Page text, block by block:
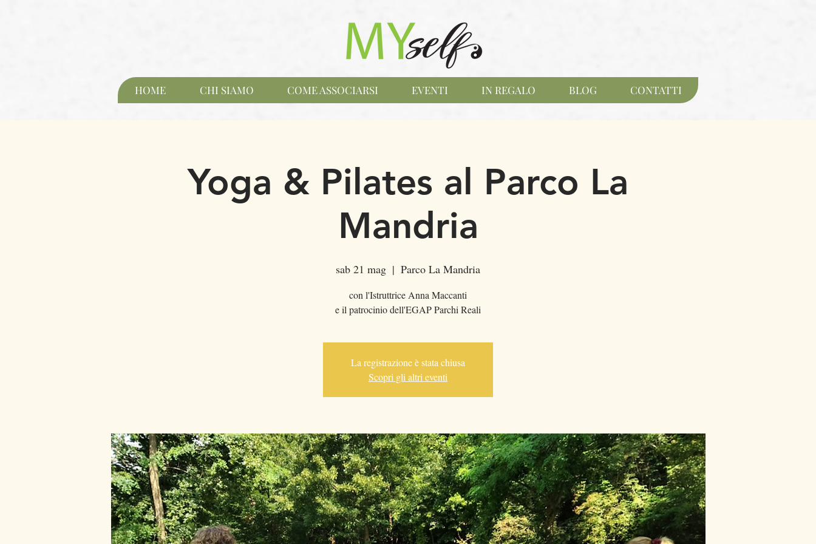
HOME CHI SIAMO COME ASSOCIARSI EVENTI IN REGALO BLOG CONTATTI
Yoga & Pilates al Parco La
Mandria
sab 21 mag
  |
Parco La Mandria
con l'Istruttrice Anna Maccanti
e il patrocinio dell'EGAP Parchi Reali
La registrazione è stata chiusa
Scopri gli altri eventi